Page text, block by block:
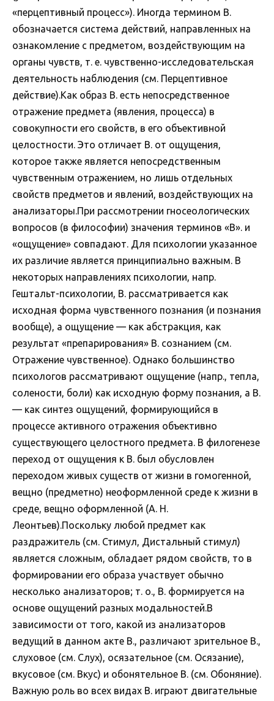
«перцептивный процесс»). Иногда термином В.
обозначается система действий, направленных на
ознакомление с предметом, воздействующим на
органы чувств, т. е. чувственно-исследовательская
деятельность наблюдения (см. Перцептивное
действие).Как образ В. есть непосредственное
отражение предмета (явления, процесса) в
совокупности его свойств, в его объективной
целостности. Это отличает В. от ощущения,
которое также является непосредственным
чувственным отражением, но лишь отдельных
свойств предметов и явлений, воздействующих на
анализаторы.При рассмотрении гносеологических
вопросов (в философии) значения терминов «В». и
«ощущение» совпадают. Для психологии указанное
их различие является принципиально важным. В
некоторых направлениях психологии, напр.
Гештальт-психологии, В. рассматривается как
исходная форма чувственного познания (и познания
вообще), а ощущение — как абстракция, как
результат «препарирования» В. сознанием (см.
Отражение чувственное). Однако большинство
психологов рассматривают ощущение (напр., тепла,
солености, боли) как исходную форму познания, а В.
— как синтез ощущений, формирующийся в
процессе активного отражения объективно
существующего целостного предмета. В филогенезе
переход от ощущения к В. был обусловлен
переходом живых существ от жизни в гомогенной,
вещно (предметно) неоформленной среде к жизни в
среде, вещно оформленной (А. Н.
Леонтьев).Поскольку любой предмет как
раздражитель (см. Стимул, Дистальный стимул)
является сложным, обладает рядом свойств, то в
формировании его образа участвует обычно
несколько анализаторов; т. о., В. формируется на
основе ощущений разных модальностей.В
зависимости от того, какой из анализаторов
ведущий в данном акте В., различают зрительное В.,
слуховое (см. Слух), осязательное (см. Осязание),
вкусовое (см. Вкус) и обонятельное В. (см. Обоняние).
Важную роль во всех видах В. играют двигательные